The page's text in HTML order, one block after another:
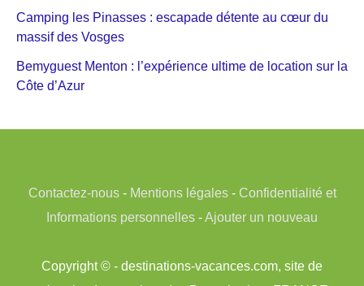
Camping les Pinasses : escapade détente au cœur du
massif des Vosges
Bemyguest Menton : l’expérience ultime de location sur la
Côte d’Azur
Contactez-nous- Mentions légales- Confidentialité et
Informations personnelles -Ajouter un nouveau
Copyright © - destinations-vacances.com, site de